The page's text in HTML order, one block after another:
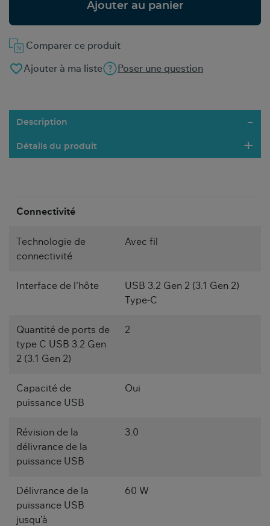
Ajouter au panier
favorite_borderAjouter à ma liste Poser une question
Comparer ce produit
Description
Détails du produit
Connectivité
Technologie de
connectivité
Avec fil
Interface de l'hôte
USB 3.2 Gen 2 (3.1 Gen 2)
Type-C
Quantité de ports de
type C USB 3.2 Gen
2 (3.1 Gen 2)
2
Capacité de
puissance USB
Oui
Révision de la
délivrance de la
puissance USB
3.0
Délivrance de la
puissance USB
jusqu’à
60 W